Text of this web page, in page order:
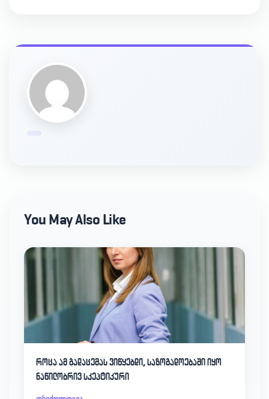
You May Also Like
როცა ამ გადაცემას ვიწყებდი, საზოგადოებაში იყო
ნაწილობრივ სკეპტიკური